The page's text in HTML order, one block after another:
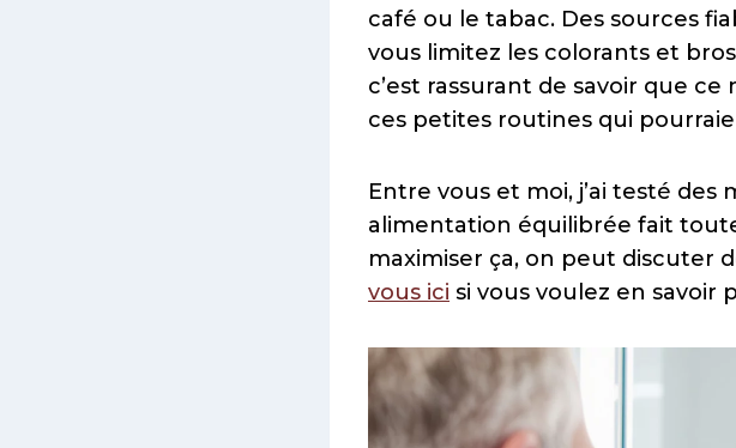
café ou le tabac. Des sources
vous limitez les colorants et
c’est rassurant de savoir que ce
ces petites routines qui
Entre vous et moi, j’ai testé
alimentation équilibrée fait
maximiser ça, on peut discuter
vous ici si vous voulez en savoir